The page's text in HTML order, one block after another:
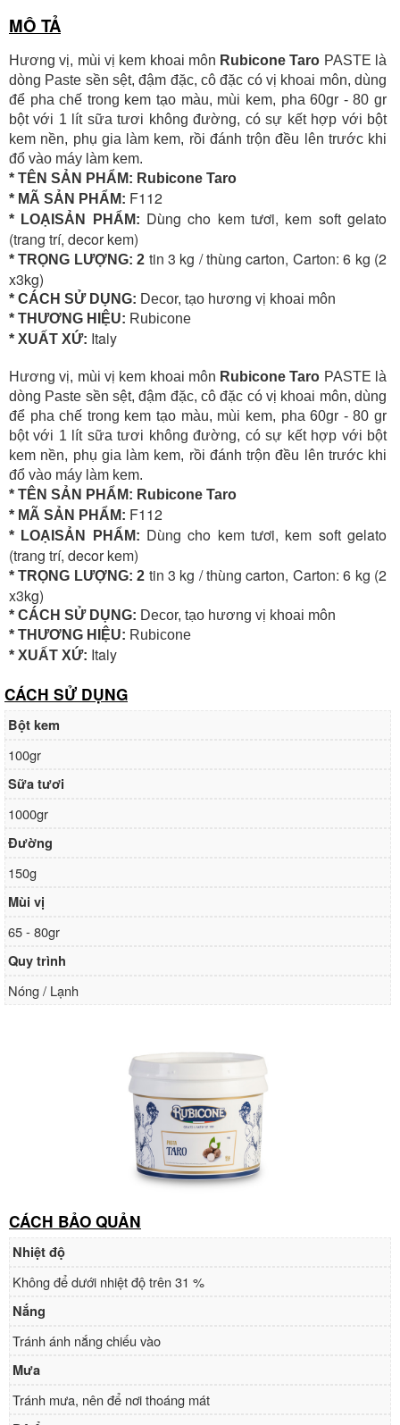
MÔ TẢ
Hương vị, mùi vị kem khoai môn Rubicone Taro PASTE là
dòng Paste sền sệt, đậm đặc, cô đặc có vị khoai môn, dùng
để pha chế trong kem tạo màu, mùi kem, pha 60gr - 80 gr
bột với 1 lít sữa tươi không đường, có sự kết hợp với bột
kem nền, phụ gia làm kem, rồi đánh trộn đều lên trước khi
đổ vào máy làm kem.
* TÊN SẢN PHẨM: Rubicone Taro
* MÃ SẢN PHẨM: F112
* LOẠISẢN PHẨM: Dùng cho kem tươi, kem soft gelato
(trang trí, decor kem)
* TRỌNG LƯỢNG: 2 tin 3 kg / thùng carton, Carton: 6 kg (2
x3kg)
* CÁCH SỬ DỤNG: Decor, tạo hương vị khoai môn
* THƯƠNG HIỆU: Rubicone
* XUẤT XỨ: Italy
Hương vị, mùi vị kem khoai môn Rubicone Taro PASTE là
dòng Paste sền sệt, đậm đặc, cô đặc có vị khoai môn, dùng
để pha chế trong kem tạo màu, mùi kem, pha 60gr - 80 gr
bột với 1 lít sữa tươi không đường, có sự kết hợp với bột
kem nền, phụ gia làm kem, rồi đánh trộn đều lên trước khi
đổ vào máy làm kem.
* TÊN SẢN PHẨM: Rubicone Taro
* MÃ SẢN PHẨM: F112
* LOẠISẢN PHẨM: Dùng cho kem tươi, kem soft gelato
(trang trí, decor kem)
* TRỌNG LƯỢNG: 2 tin 3 kg / thùng carton, Carton: 6 kg (2
x3kg)
* CÁCH SỬ DỤNG: Decor, tạo hương vị khoai môn
* THƯƠNG HIỆU: Rubicone
* XUẤT XỨ: Italy
CÁCH SỬ DỤNG
Bột kem
100gr
Sữa tươi
1000gr
Đường
150g
Mùi vị
65 - 80gr
Quy trình
Nóng / Lạnh
CÁCH BẢO QUẢN
Nhiệt độ
Không để dưới nhiệt độ trên 31 %
Nắng
Tránh ánh nắng chiếu vào
Mưa
Tránh mưa, nên để nơi thoáng mát